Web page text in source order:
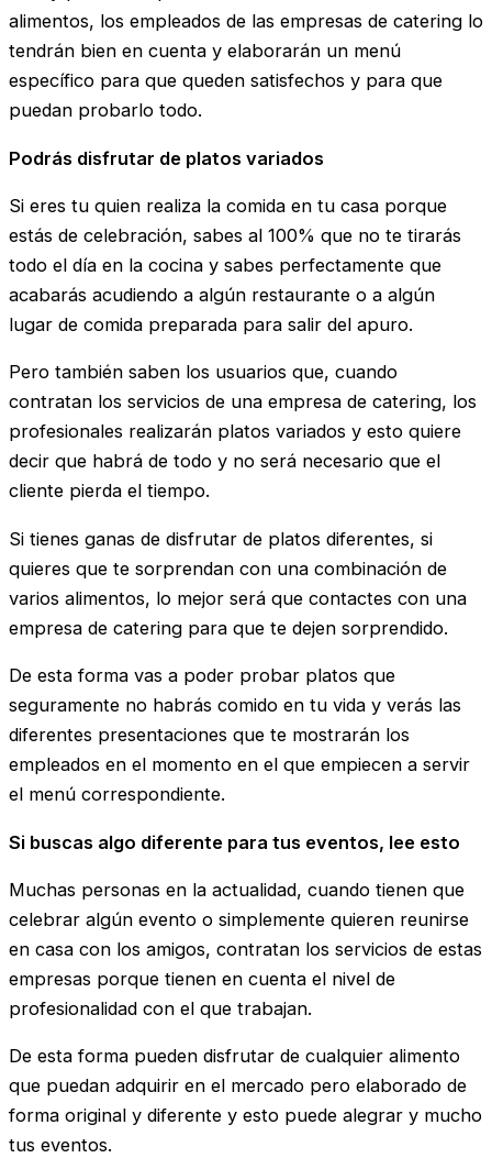
alimentos, los empleados de las empresas de catering lo
tendrán bien en cuenta y elaborarán un menú
específico para que queden satisfechos y para que
puedan probarlo todo.
Podrás disfrutar de platos variados
Si eres tu quien realiza la comida en tu casa porque
estás de celebración, sabes al 100% que no te tirarás
todo el día en la cocina y sabes perfectamente que
acabarás acudiendo a algún restaurante o a algún
lugar de comida preparada para salir del apuro.
Pero también saben los usuarios que, cuando
contratan los servicios de una empresa de catering, los
profesionales realizarán platos variados y esto quiere
decir que habrá de todo y no será necesario que el
cliente pierda el tiempo.
Si tienes ganas de disfrutar de platos diferentes, si
quieres que te sorprendan con una combinación de
varios alimentos, lo mejor será que contactes con una
empresa de catering para que te dejen sorprendido.
De esta forma vas a poder probar platos que
seguramente no habrás comido en tu vida y verás las
diferentes presentaciones que te mostrarán los
empleados en el momento en el que empiecen a servir
el menú correspondiente.
Si buscas algo diferente para tus eventos, lee esto
Muchas personas en la actualidad, cuando tienen que
celebrar algún evento o simplemente quieren reunirse
en casa con los amigos, contratan los servicios de estas
empresas porque tienen en cuenta el nivel de
profesionalidad con el que trabajan.
De esta forma pueden disfrutar de cualquier alimento
que puedan adquirir en el mercado pero elaborado de
forma original y diferente y esto puede alegrar y mucho
tus eventos.